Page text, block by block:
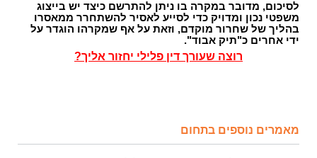
לסיכום, מדובר במקרה בו ניתן להתרשם כיצד יש בייצוג
משפטי נכון ומדויק כדי לסייע לאסיר להשתחרר ממאסרו
בהליך של שחרור מוקדם, וזאת על אף שמקרהו הוגדר על
ידי אחרים כ"תיק אבוד".
רוצה שעורך דין פלילי יחזור אליך?
מאמרים נוספים בתחום